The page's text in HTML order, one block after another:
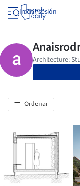
Iniciar sesión
Ordenar